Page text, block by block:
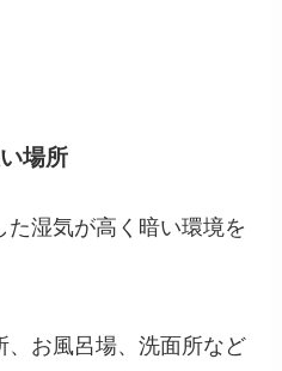
場所
た湿気が高く暗い環境を
、お風呂場、洗面所など